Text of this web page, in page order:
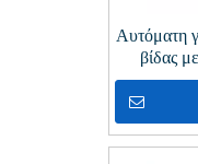
Αυτόματη
βίδας